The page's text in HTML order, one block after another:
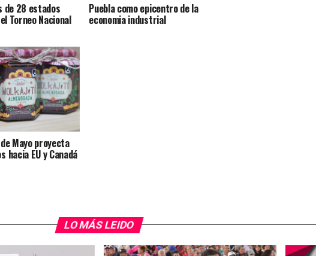
28 estados
Torneo Nacional
Puebla como epicentro de la
economia industrial
Mayo proyecta
hacia EU y Canadá
LO MÁS LEIDO